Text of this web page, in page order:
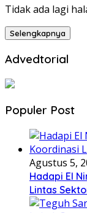
Tidak ada lagi
Selengkapnya
Advedtorial
Populer Post
Agustus 5,
Hadapi El
Lintas